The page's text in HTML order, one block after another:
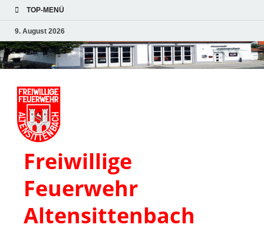
TOP-MENÜ
9. August 2026
Freiwillige
Feuerwehr
Altensittenbach